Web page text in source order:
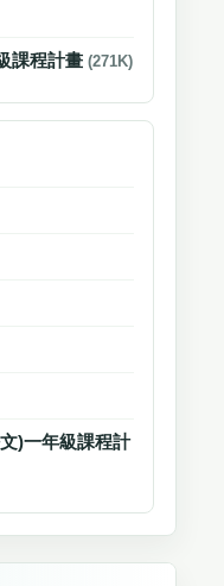
課程計畫 (271K)
)一年級課程計